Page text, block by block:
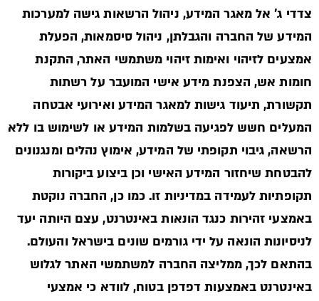
צדדי ג’ אל מאגר המידע, ניהול הרשאות גישה למערכות
המידע של החברה והגבלתן, ניהול סיסמאות, הפעלת
אמצעים לזיהוי ואימות זיהוי משתמשי האתר, התקנת
חומות אש, הצפנת מידע אישי המועבר על רשתות
תקשורת, תיעוד גישות למאגר המידע ואירועי אבטחה
המעלים חשש לפגיעה בשלמות המידע או לשימוש בו ללא
הרשאה, גיבוי תקופתי של המידע, אימוץ נהלים ומנגנונים
להבטחת שיחזור המידע האישי וכן ביצוע ביקורות
תקופתיות לעמידה במדיניות זו. כמו כן, החברה נוקטת
באמצעי זהירות כנגד הונאות באינטרנט, עצם היותה יעד
לניסיונות הונאה על ידי גורמים שונים בישראל והעולם.
בהתאם לכך, ממליצה החברה למשתמשי האתר לגלוש
באינטרנט באמצעות דפדפן בטוח, לוודא כי אמצעי